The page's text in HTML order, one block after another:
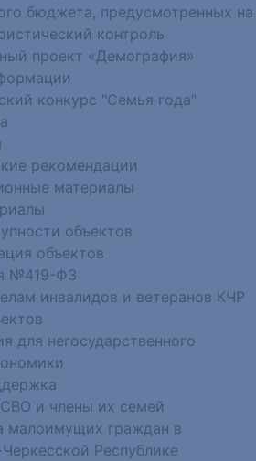
бюджета, предусмотренных на
контроль
проект «Демография»
конкурс "Семья года"
рекомендации
материалы
объектов
объектов
№419-ФЗ
инвалидов и ветеранов КЧР
для негосударственного
и члены их семей
малоимущих граждан в
Республике